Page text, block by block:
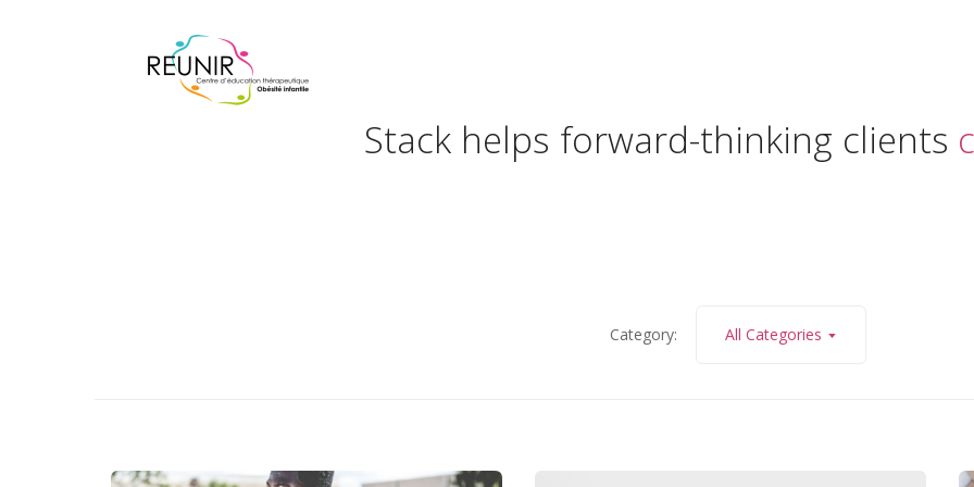
Stack helps forward-thinking clients
Category: All Categories